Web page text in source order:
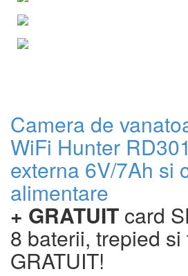
Camera de
WiFi Hunter
externa 6V/7Ah si
alimentare
+ GRATUIT card
8 baterii, trepied
GRATUIT!